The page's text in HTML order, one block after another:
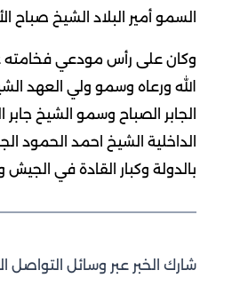
السمو أمير البلاد الشيخ صباح
وكان على رأس مودعي فخامته
الله ورعاه وسمو ولي العهد
الجابر الصباح وسمو الشيخ
الداخلية الشيخ احمد الحمود
بالدولة وكبار القادة في
شارك الخبر عبر وسائل التواصل